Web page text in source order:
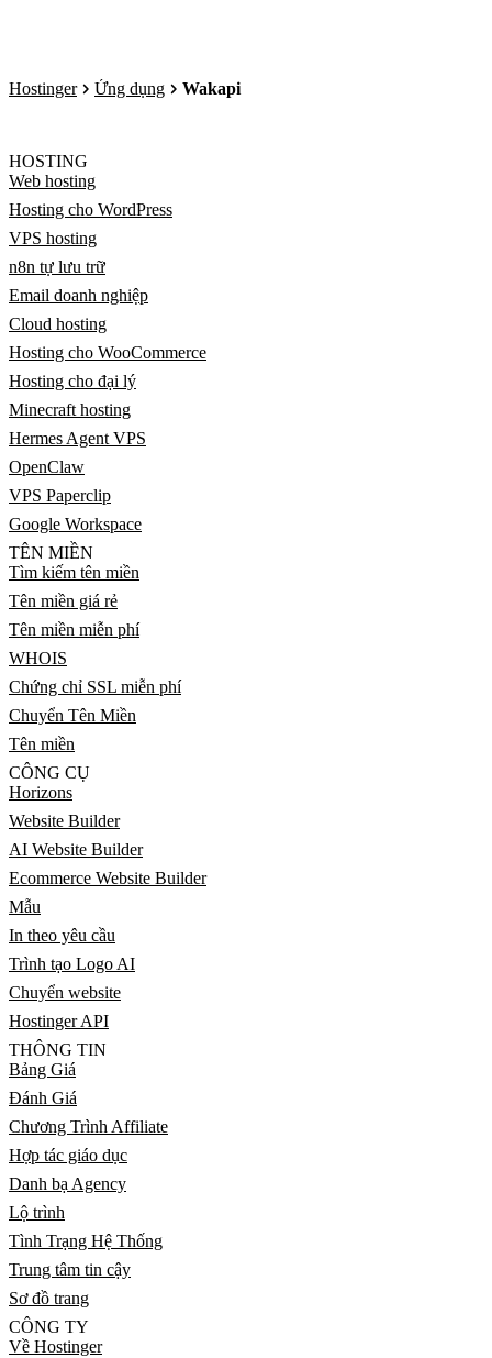
Hostinger Ứng dụng Wakapi
HOSTING
Web hosting
Hosting cho WordPress
VPS hosting
n8n tự lưu trữ
Email doanh nghiệp
Cloud hosting
Hosting cho WooCommerce
Hosting cho đại lý
Minecraft hosting
Hermes Agent VPS
OpenClaw
VPS Paperclip
Google Workspace
TÊN MIỀN
Tìm kiếm tên miền
Tên miền giá rẻ
Tên miền miễn phí
WHOIS
Chứng chỉ SSL miễn phí
Chuyển Tên Miền
Tên miền
CÔNG CỤ
Horizons
Website Builder
AI Website Builder
Ecommerce Website Builder
Mẫu
In theo yêu cầu
Trình tạo Logo AI
Chuyển website
Hostinger API
THÔNG TIN
Bảng Giá
Đánh Giá
Chương Trình Affiliate
Hợp tác giáo dục
Danh bạ Agency
Lộ trình
Tình Trạng Hệ Thống
Trung tâm tin cậy
Sơ đồ trang
CÔNG TY
Về Hostinger